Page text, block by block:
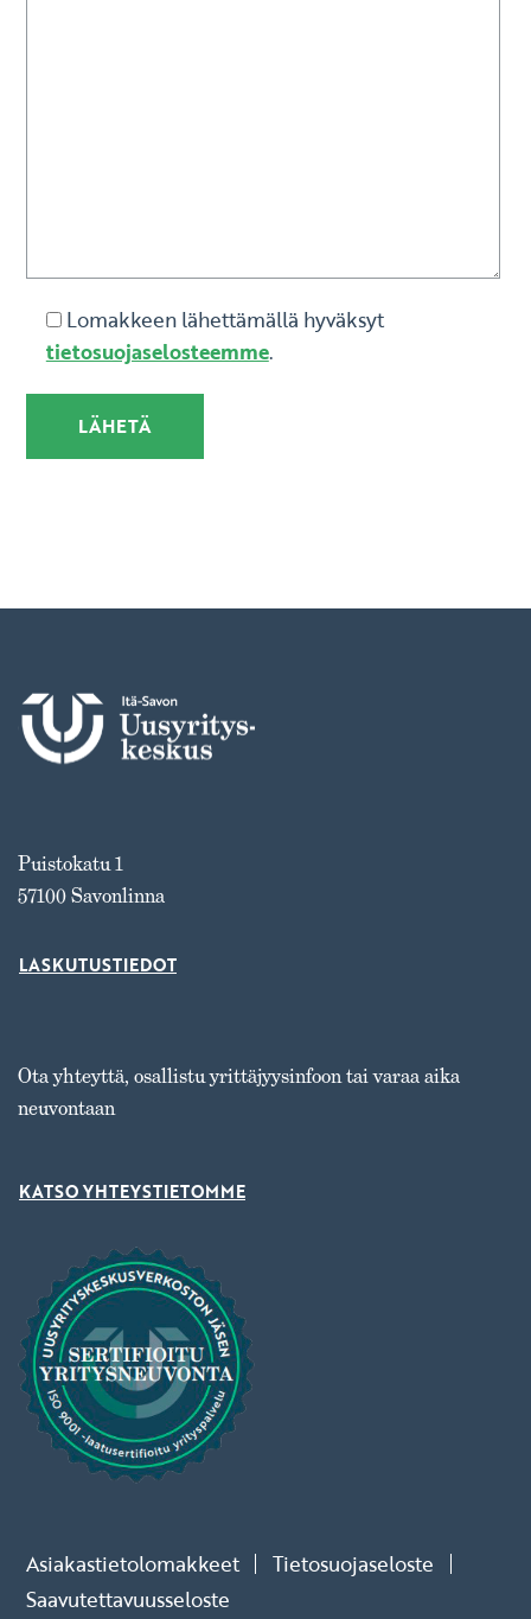
Lomakkeen lähettämällä hyväksyt
tietosuojaselosteemme.
Puistokatu 1
57100 Savonlinna
LASKUTUSTIEDOT
Ota yhteyttä, osallistu yrittäjyysinfoon tai varaa aika
neuvontaan
KATSO YHTEYSTIETOMME
Asiakastietolomakkeet
Tietosuojaseloste
Saavutettavuusseloste